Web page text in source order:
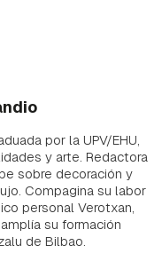
por la UPV/EHU,
y arte. Redactora
sobre decoración y
Compagina su labor
personal Verotxan,
su formación
de Bilbao.